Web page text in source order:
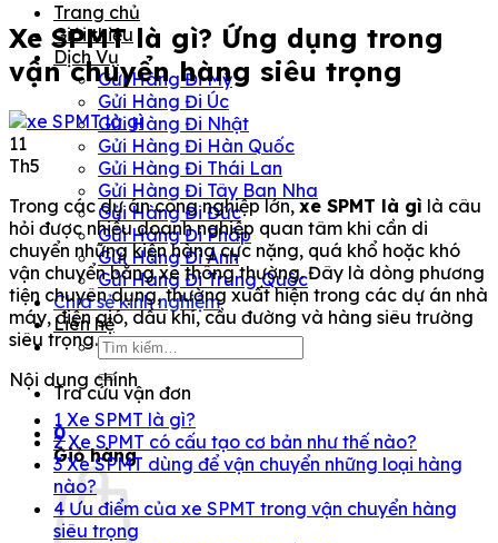
Trang chủ
Giới thiệu
Dịch Vụ
Gửi Hàng Đi Mỹ
Gửi Hàng Đi Úc
Gửi Hàng Đi Nhật
Gửi Hàng Đi Hàn Quốc
Gửi Hàng Đi Thái Lan
Gửi Hàng Đi Tây Ban Nha
Gửi Hàng Đi Đức
Gửi Hàng Đi Pháp
Gửi Hàng Đi Anh
Gửi Hàng Đi Trung Quốc
Chia sẻ kinh nghiệm
Liên hệ
Tìm
kiếm:
Tra cứu vận đơn
0
Giỏ hàng
Xe SPMT là gì? Ứng dụng trong
vận chuyển hàng siêu trọng
11
Th5
Trong các dự án công nghiệp lớn,xe SPMT là gì là câu
hỏi được nhiều doanh nghiệp quan tâm khi cần di
chuyển những kiện hàng cực nặng, quá khổ hoặc khó
vận chuyển bằng xe thông thường. Đây là dòng phương
tiện chuyên dụng, thường xuất hiện trong các dự án nhà
máy, điện gió, dầu khí, cầu đường và hàng siêu trường
siêu trọng.
Nội dung chính
1 Xe SPMT là gì?
2Xe SPMT có cấu tạo cơ bản như thế nào?
3Xe SPMT dùng để vận chuyển những loại hàng
nào?
4Ưu điểm của xe SPMT trong vận chuyển hàng
siêu trọng